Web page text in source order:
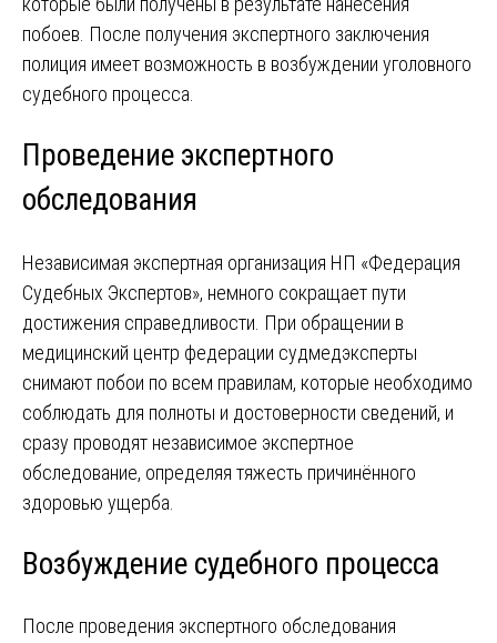
побоев. После получения экспертного заключения
полиция имеет возможность в возбуждении уголовного
судебного процесса.
Проведение экспертного
обследования
Независимая экспертная организация НП «Федерация
Судебных Экспертов», немного сокращает пути
достижения справедливости. При обращении в
медицинский центр федерации судмедэксперты
снимают побои по всем правилам, которые необходимо
соблюдать для полноты и достоверности сведений, и
сразу проводят независимое экспертное
обследование, определяя тяжесть причинённого
здоровью ущерба.
Возбуждение судебного процесса
После проведения экспертного обследования